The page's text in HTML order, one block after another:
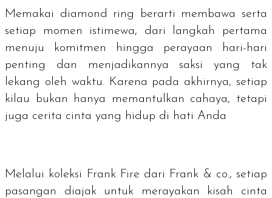
Memakai diamond ring
berarti membawa serta
setiap momen istimewa, dari langkah pertama
menuju komitmen hingga perayaan hari-hari
penting dan menjadikannya saksi yang tak
lekang oleh waktu. Karena pada akhirnya, setiap
kilau bukan hanya memantulkan cahaya, tetapi
juga cerita cinta yang hidup di hati Anda
Melalui koleksi Frank Fire dari Frank & co., setiap
pasangan diajak untuk merayakan kisah cinta